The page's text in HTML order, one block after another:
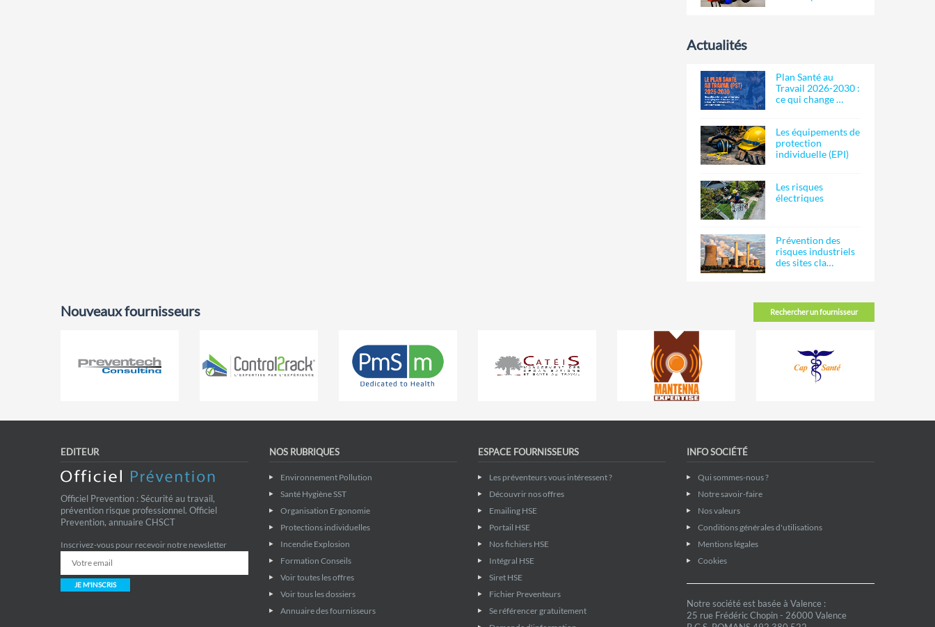
Actualités
Plan Santé au
Travail 2026-2030 :
ce qui change …
Les équipements de
protection
individuelle (EPI)
Les risques
électriques
Prévention des
risques industriels
des sites cla…
Rechercher un fournisseur
Nouveaux fournisseurs
EDITEUR
Officiel Prevention : Sécurité au travail,
prévention risque professionnel. Officiel
Prevention, annuaire CHSCT
Inscrivez-vous pour recevoir notre newsletter
JE M'INSCRIS
NOS RUBRIQUES
Environnement Pollution
Santé Hygiène SST
Organisation Ergonomie
Protections individuelles
Incendie Explosion
Formation Conseils
Voir toutes les offres
Voir tous les dossiers
Annuaire des fournisseurs
ESPACE FOURNISSEURS
Les préventeurs vous intéressent ?
Découvrir nos offres
Emailing HSE
Portail HSE
Nos fichiers HSE
Intégral HSE
Siret HSE
Fichier Preventeurs
Se référencer gratuitement
INFO SOCIÉTÉ
Qui sommes-nous ?
Notre savoir-faire
Nos valeurs
Conditions générales d'utilisations
Mentions légales
Cookies
Notre société est basée à Valence :
25 rue Frédéric Chopin - 26000 Valence